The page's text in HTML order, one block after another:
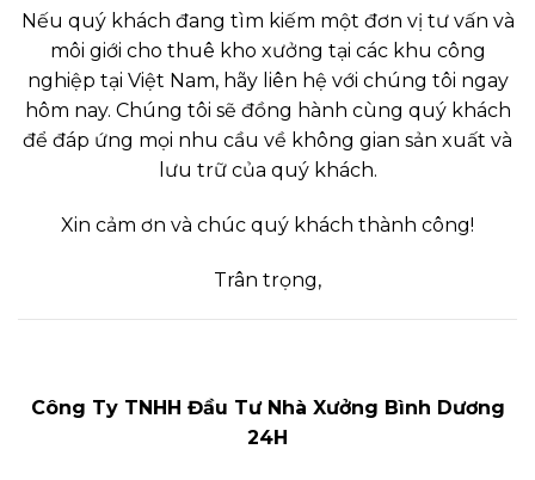
Nếu quý khách đang tìm kiếm một đơn vị tư vấn và
môi giới cho thuê kho xưởng tại các khu công
nghiệp tại Việt Nam, hãy liên hệ với chúng tôi ngay
hôm nay. Chúng tôi sẽ đồng hành cùng quý khách
để đáp ứng mọi nhu cầu về không gian sản xuất và
lưu trữ của quý khách.
Xin cảm ơn và chúc quý khách thành công!
Trân trọng,
Công Ty TNHH Đầu Tư Nhà Xưởng Bình Dương
24H